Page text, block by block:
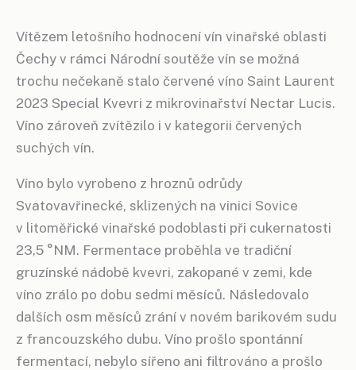
Vítězem letošního hodnocení vín vinařské oblasti
Čechy v rámci Národní soutěže vín se možná
trochu nečekaně stalo červené víno Saint Laurent
2023 Special Kvevri z mikrovinařství Nectar Lucis.
Víno zároveň zvítězilo i v kategorii červených
suchých vín.
Víno bylo vyrobeno z hroznů odrůdy
Svatovavřinecké, sklizených na vinici Sovice
v litoměřické vinařské podoblasti při cukernatosti
23,5 °NM. Fermentace proběhla ve tradiční
gruzínské nádobě kvevri, zakopané v zemi, kde
víno zrálo po dobu sedmi měsíců. Následovalo
dalších osm měsíců zrání v novém barikovém sudu
z francouzského dubu. Víno prošlo spontánní
fermentací, nebylo sířeno ani filtrováno a prošlo